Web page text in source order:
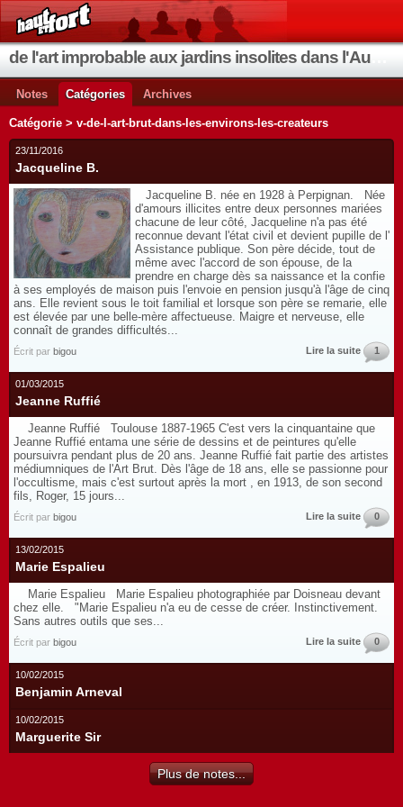
Notes Catégories Archives
Catégorie > v-de-l-art-brut-dans-les-environs-les-createurs
23/11/2016
Jacqueline B.
Jacqueline B. née en 1928 à Perpignan. Née
d'amours illicites entre deux personnes mariées
chacune de leur côté, Jacqueline n'a pas été
reconnue devant l'état civil et devient pupille de l'
Assistance publique. Son père décide, tout de
même avec l'accord de son épouse, de la
prendre en charge dès sa naissance et la confie
à ses employés de maison puis l'envoie en pension jusqu'à l'âge de cinq
ans. Elle revient sous le toit familial et lorsque son père se remarie, elle
est élevée par une belle-mère affectueuse. Maigre et nerveuse, elle
connaît de grandes difficultés...
Écrit par bigou Lire la suite 1
01/03/2015
Jeanne Ruffié
Jeanne Ruffié Toulouse 1887-1965 C'est vers la cinquantaine que
Jeanne Ruffié entama une série de dessins et de peintures qu'elle
poursuivra pendant plus de 20 ans. Jeanne Ruffié fait partie des artistes
médiumniques de l'Art Brut. Dès l'âge de 18 ans, elle se passionne pour
l'occultisme, mais c'est surtout après la mort , en 1913, de son second
fils, Roger, 15 jours...
Écrit par bigou Lire la suite 0
13/02/2015
Marie Espalieu
Marie Espalieu Marie Espalieu photographiée par Doisneau devant
chez elle. "Marie Espalieu n'a eu de cesse de créer. Instinctivement.
Sans autres outils que ses...
Écrit par bigou Lire la suite 0
10/02/2015
Benjamin Arneval
10/02/2015
Marguerite Sir
Plus de notes...